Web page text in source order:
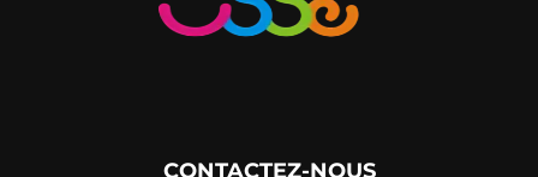
CONTACTEZ-NOUS